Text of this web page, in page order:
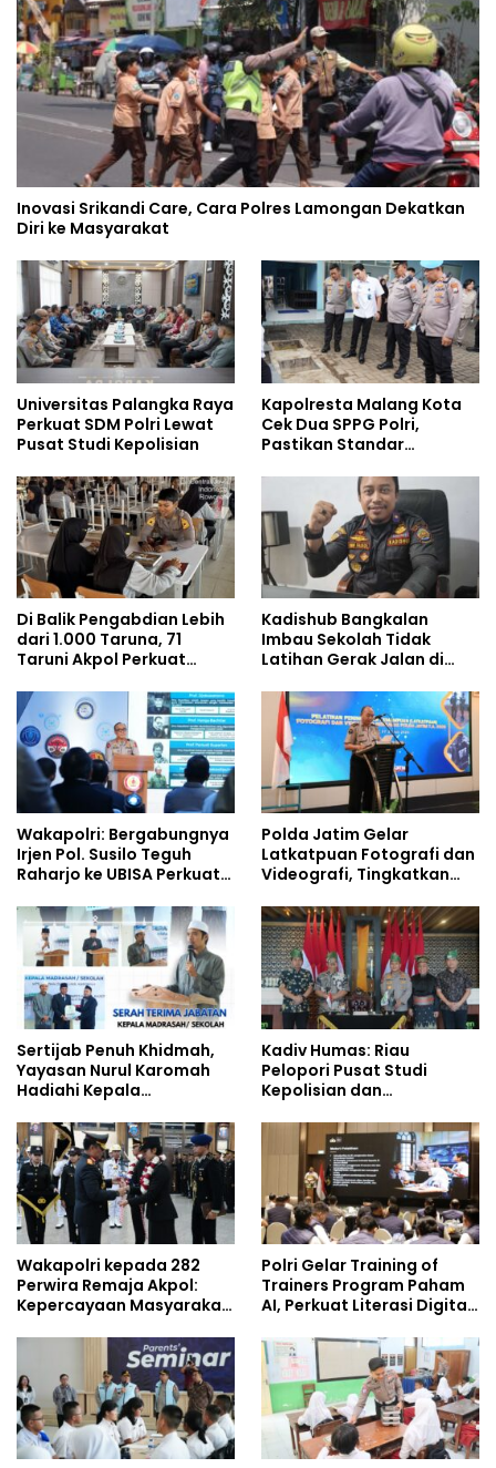
Inovasi Srikandi Care, Cara Polres Lamongan Dekatkan
Diri ke Masyarakat
Universitas Palangka Raya
Perkuat SDM Polri Lewat
Pusat Studi Kepolisian
Kapolresta Malang Kota
Cek Dua SPPG Polri,
Pastikan Standar
Pengelolaan Limbah
Berjalan Optimal
Di Balik Pengabdian Lebih
dari 1.000 Taruna, 71
Taruni Akpol Perkuat
Siswa Sekolah Rakyat
Kadishub Bangkalan
Imbau Sekolah Tidak
Latihan Gerak Jalan di
Wakapolri: Bergabungnya
Irjen Pol. Susilo Teguh
Raharjo ke UBISA Perkuat
Studi Kepolisian
Polda Jatim Gelar
Latkatpuan Fotografi dan
Videografi, Tingkatkan
Era Digital
Sertijab Penuh Khidmah,
Yayasan Nurul Karomah
Hadiahi Kepala
Umrah
Kadiv Humas: Riau
Pelopori Pusat Studi
Kepolisian dan
Policing Masuki Babak
Wakapolri kepada 282
Perwira Remaja Akpol:
Kepercayaan Masyarakat
Polri Gelar Training of
Trainers Program Paham
AI, Perkuat Literasi Digital